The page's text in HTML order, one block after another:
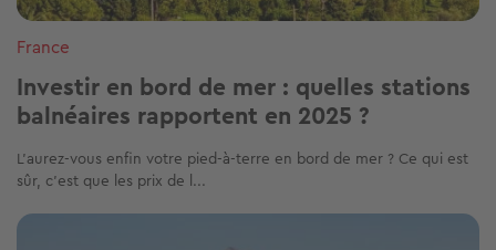
France
Investir en bord de mer : quelles stations
balnéaires rapportent en 2025 ?
L’aurez-vous enfin votre pied-à-terre en bord de mer ? Ce qui est
sûr, c’est que les prix de l...
Image